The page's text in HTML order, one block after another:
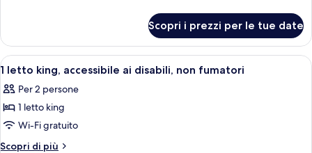
W/IN-
ROOM
DRINKS-
SNACKS
KING
PREMIUM
W/IN-
DRINKS-
SNACKS
Scopri i prezzi per le tue date
Apri
tutte
le
foto
per
1
Una camera d'albergo con un letto
4
1 letto king, accessibile ai disabili, non fumatori
Per 2 persone
1 letto king
Wi-Fi gratuito
Scopri di più
Altri